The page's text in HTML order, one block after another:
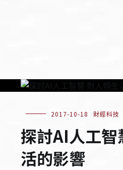
2017-10-18 財經科技
探討AI人工智
活的影響